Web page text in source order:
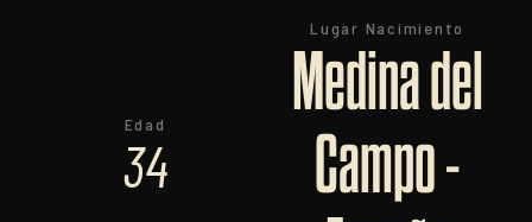
Edad
34
Lugar Nacimiento
Medina del
Campo -